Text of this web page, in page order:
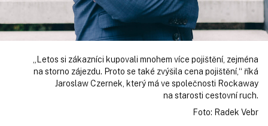
„Letos si zákazníci kupovali mnohem více pojištění, zejména
na storno zájezdu. Proto se také zvýšila cena pojištění,“ říká
Jaroslaw Czernek, který má ve společnosti Rockaway
na starosti cestovní ruch.
Foto: Radek Vebr